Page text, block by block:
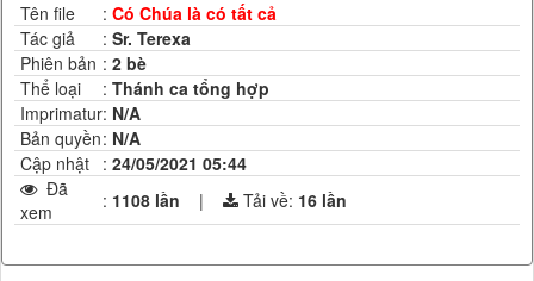
Tên file : Có Chúa là có tất cả
Tác giả
: Sr. Terexa
Phiên bản : 2 bè
Thể loại
: Thánh ca tổng hợp
Imprimatur: N/A
Bản quyền: N/A
Cập nhật : 24/05/2021 05:44
Đã
xem
: 1108 lần | Tải về: 16 lần